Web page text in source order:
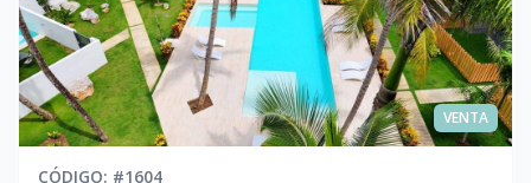
VENTA
CÓDIGO: #1604